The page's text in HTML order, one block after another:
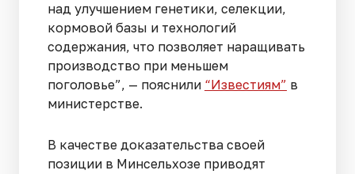
над улучшением генетики, селекции,
кормовой базы и технологий
содержания, что позволяет наращивать
производство при меньшем
поголовье”, — пояснили “Известиям” в
министерстве.
В качестве доказательства своей
позиции в Минсельхозе приводят